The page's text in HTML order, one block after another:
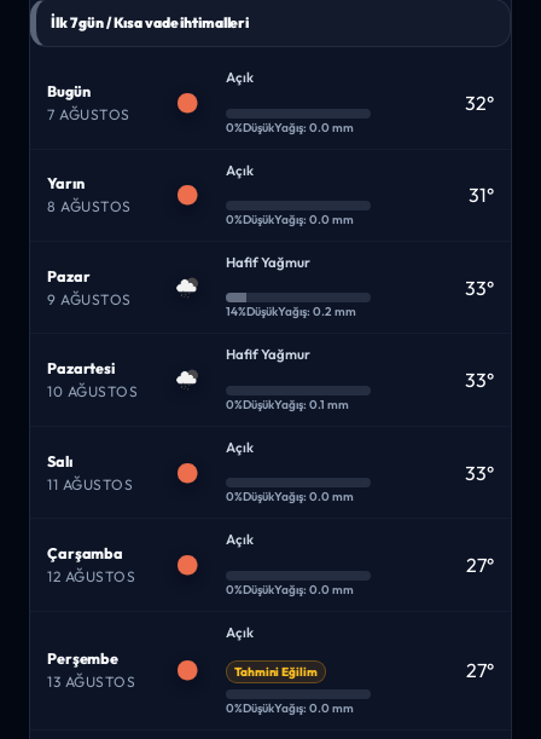
İlk 7 gün / Kısa vade ihtimalleri
Bugün
7 AĞUSTOS
Açık
0%DüşükYağış: 0.0 mm
32°
Yarın
8 AĞUSTOS
Açık
0%DüşükYağış: 0.0 mm
31°
Pazar
9 AĞUSTOS
Hafif Yağmur
14%DüşükYağış: 0.2 mm
33°
Pazartesi
10 AĞUSTOS
Hafif Yağmur
0%DüşükYağış: 0.1 mm
33°
Salı
11 AĞUSTOS
Açık
0%DüşükYağış: 0.0 mm
33°
Çarşamba
12 AĞUSTOS
Açık
0%DüşükYağış: 0.0 mm
27°
Perşembe
13 AĞUSTOS
Açık
Tahmini Eğilim
0%DüşükYağış: 0.0 mm
27°